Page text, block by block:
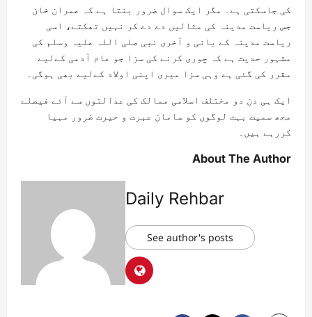
کی جاسکتی ہے۔ مگر ایک سوال ضرور بنتا ہے کہ عمران خان
جس ریاست مدینہ کی مثالیں دے دے کر نہیں تھکتے، اسی
ریاست مدینہ کے بانی و آخری نبی صلی اللہ علیہ وسلم کی
مشہور حدیث ہے کہ چوری کرنے کی سزا جو عام آدمی کےلیے
مقرر کی گئی ہے وہی سزا میری اپنی اولاد کےلیے بھی ہوگی۔
ایک ہی دن دو مختلف اسلامی ممالک کی عدالتوں سے آئے فیصلے
مجھ سمیت بہت لوگوں کو سامان عبرت و حیرت ضرور مہیا
کررہے ہیں۔
About The Author
Daily Rehbar
See author's posts